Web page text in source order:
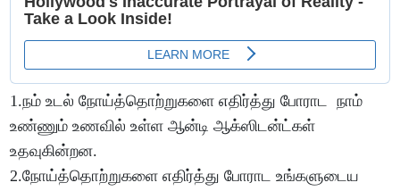
1.நம் உடல் நோய்த்தொற்றுகளை எதிர்த்து போராட நாம்
உண்ணும் உணவில் உள்ள ஆன்டி ஆக்ஸிடன்ட்கள்
உதவுகின்றன.
2.நோய்த்தொற்றுகளை எதிர்த்து போராட உங்களுடைய